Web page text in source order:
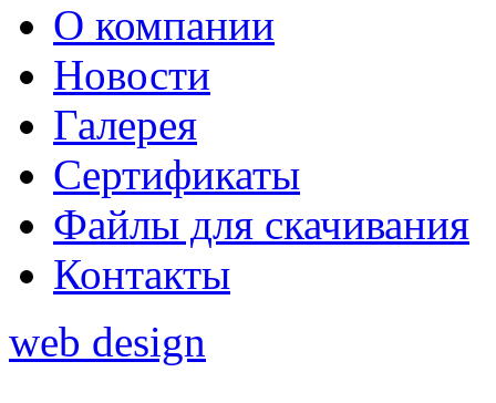
О компании
Новости
Галерея
Сертификаты
Файлы для скачивания
Контакты
web design